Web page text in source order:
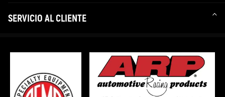
SERVICIO AL CLIENTE